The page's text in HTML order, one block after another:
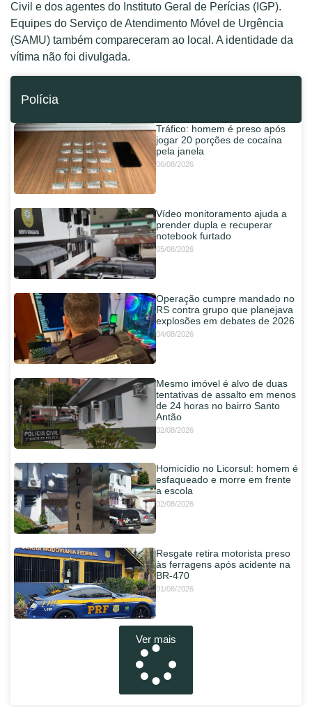
Civil e dos agentes do Instituto Geral de Perícias (IGP).
Equipes do Serviço de Atendimento Móvel de Urgência
(SAMU) também compareceram ao local. A identidade da
vítima não foi divulgada.
Polícia
Tráfico: homem é preso após
jogar 20 porções de cocaína
pela janela
06/08/2026
Vídeo monitoramento ajuda a
prender dupla e recuperar
notebook furtado
05/08/2026
Operação cumpre mandado no
RS contra grupo que planejava
explosões em debates de 2026
04/08/2026
Mesmo imóvel é alvo de duas
tentativas de assalto em menos
de 24 horas no bairro Santo
Antão
02/08/2026
Homicídio no Licorsul: homem é
esfaqueado e morre em frente
a escola
02/08/2026
Resgate retira motorista preso
às ferragens após acidente na
BR-470
01/08/2026
Ver mais